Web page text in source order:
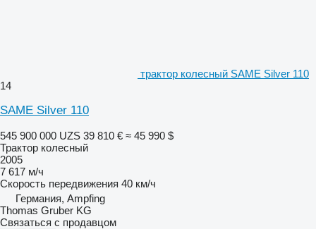
трактор колесный SAME Silver 110
14
SAME Silver 110
545 900 000 UZS 39 810 € ≈ 45 990 $
Трактор колесный
2005
7 617 м/ч
Скорость передвижения 40 км/ч
Германия, Ampfing
Thomas Gruber KG
Связаться с продавцом